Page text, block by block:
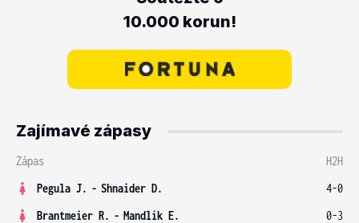
10.000 korun!
Zajímavé zápasy
Zápas
H2H
Pegula J. - Shnaider D.
4-0
Brantmeier R. - Mandlik E.
0-3